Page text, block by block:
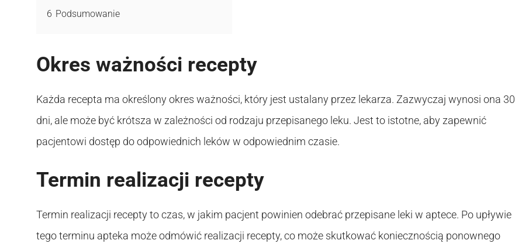
6 Podsumowanie
Okres ważności recepty
Każda recepta ma określony okres ważności, który jest ustalany przez lekarza. Zazwyczaj wynosi ona 30
dni, ale może być krótsza w zależności od rodzaju przepisanego leku. Jest to istotne, aby zapewnić
pacjentowi dostęp do odpowiednich leków w odpowiednim czasie.
Termin realizacji recepty
Termin realizacji recepty to czas, w jakim pacjent powinien odebrać przepisane leki w aptece. Po upływie
tego terminu apteka może odmówić realizacji recepty, co może skutkować koniecznością ponownego